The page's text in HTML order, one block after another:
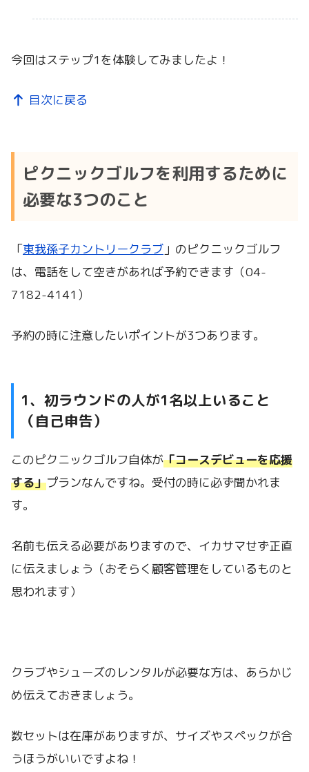
今回はステップ1を体験してみましたよ！
目次に戻る
ピクニックゴルフを利用するために
必要な3つのこと
「東我孫子カントリークラブ 」のピクニックゴルフ
は、電話をして空きがあれば予約できます（04-
7182-4141）
予約の時に注意したいポイントが3つあります。
1、初ラウンドの人が1名以上いること
（自己申告）
このピクニックゴルフ自体が「コースデビューを応援
する」プランなんですね。受付の時に必ず聞かれま
す。
名前も伝える必要がありますので、イカサマせず正直
に伝えましょう（おそらく顧客管理をしているものと
思われます）
クラブやシューズのレンタルが必要な方は、あらかじ
め伝えておきましょう。
数セットは在庫がありますが、サイズやスペックが合
うほうがいいですよね！